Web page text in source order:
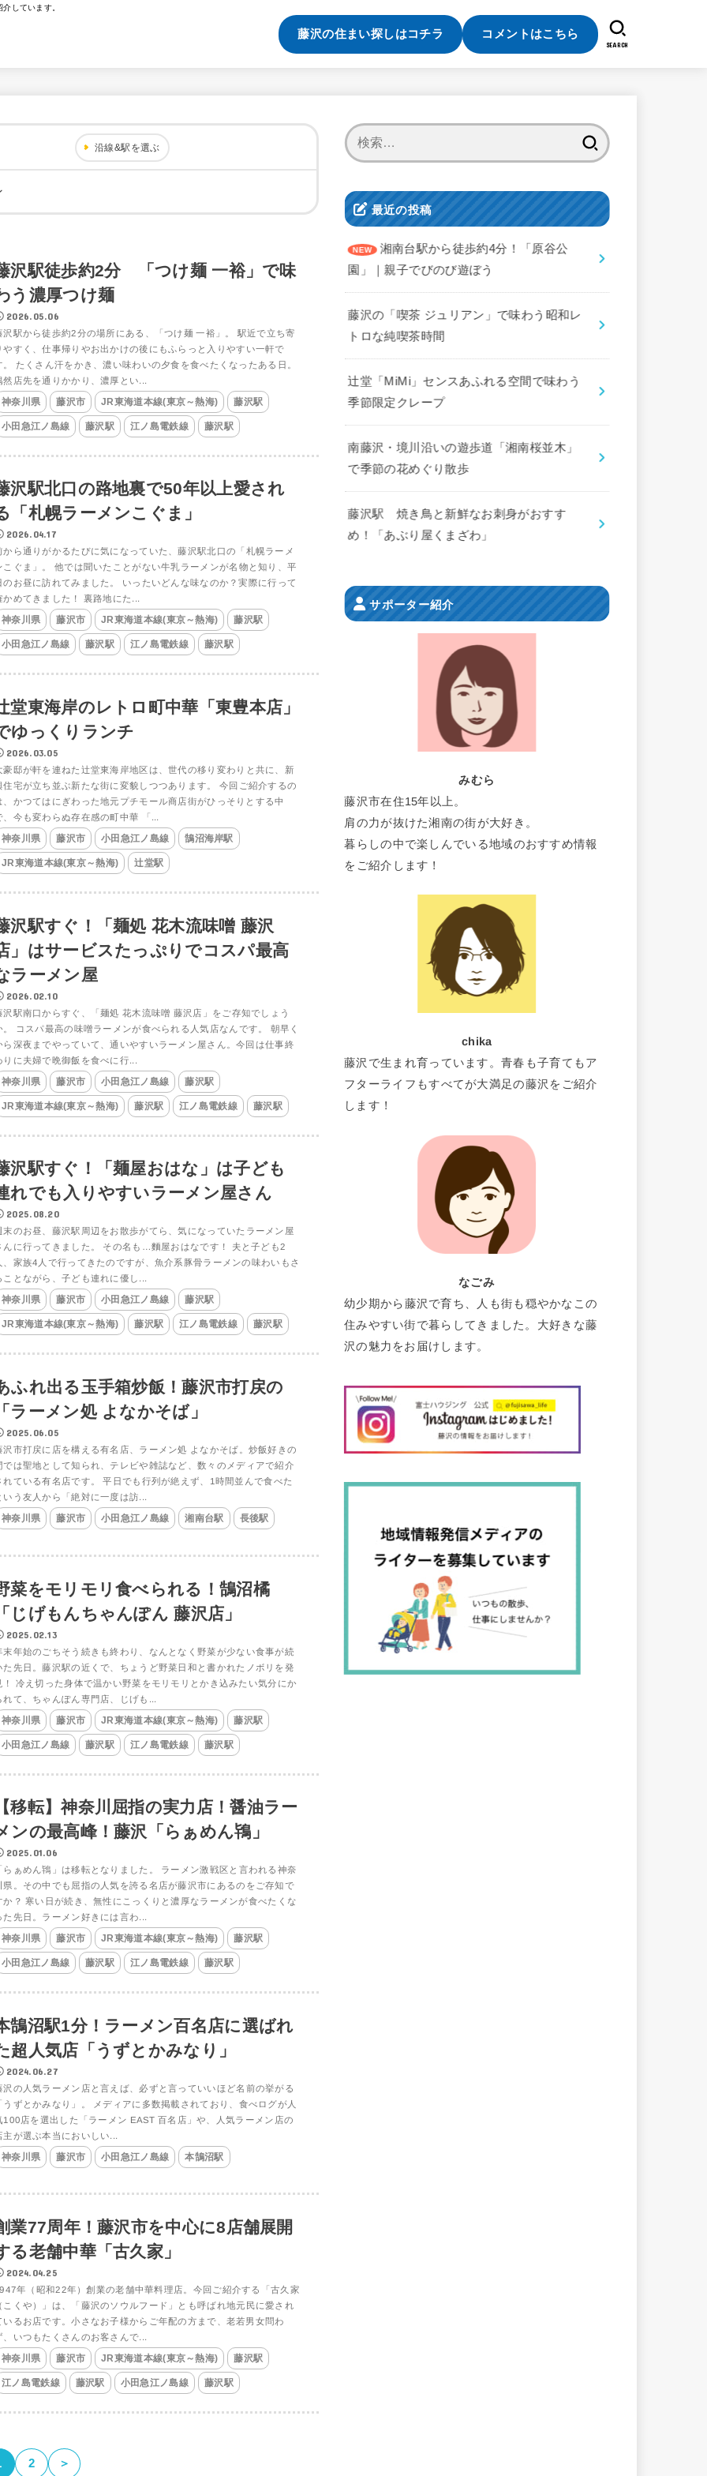
しています。
藤沢の住まい探しはコチラ コメントはこちら
SEARCH
沿線&駅を選ぶ
沢駅徒歩約2分 「つけ麺 一裕」で味
う濃厚つけ麺
2026.05.06
沢駅から徒歩約2分の場所にある、「つけ麺 一裕」。 駅近で立ち寄
やすく、仕事帰りやお出かけの後にもふらっと入りやすい一軒で
。 たくさん汗をかき、濃い味わいの夕食を食べたくなったある日。
然店先を通りかかり、濃厚とい...
神奈川県 藤沢市 JR東海道本線(東京～熱海) 藤沢駅
小田急江ノ島線 藤沢駅 江ノ島電鉄線 藤沢駅
沢駅北口の路地裏で50年以上愛され
「札幌ラーメンこぐま」
2026.04.17
から通りがかるたびに気になっていた、藤沢駅北口の「札幌ラーメ
こぐま」。 他では聞いたことがない牛乳ラーメンが名物と知り、平
のお昼に訪れてみました。 いったいどんな味なのか？実際に行って
かめてきました！ 裏路地にた...
神奈川県 藤沢市 JR東海道本線(東京～熱海) 藤沢駅
小田急江ノ島線 藤沢駅 江ノ島電鉄線 藤沢駅
堂東海岸のレトロ町中華「東豊本店」
ゆっくりランチ
2026.03.05
豪邸が軒を連ねた辻堂東海岸地区は、世代の移り変わりと共に、新
住宅が立ち並ぶ新たな街に変貌しつつあります。 今回ご紹介するの
、かつてはにぎわった地元プチモール商店街がひっそりとする中
、今も変わらぬ存在感の町中華 「...
神奈川県 藤沢市 小田急江ノ島線 鵠沼海岸駅
JR東海道本線(東京～熱海) 辻堂駅
沢駅すぐ！「麺処 花木流味噌 藤沢
」はサービスたっぷりでコスパ最高
ラーメン屋
2026.02.10
沢駅南口からすぐ、「麺処 花木流味噌 藤沢店」をご存知でしょう
。 コスパ最高の味噌ラーメンが食べられる人気店なんです。 朝早く
ら深夜までやっていて、通いやすいラーメン屋さん。今回は仕事終
りに夫婦で晩御飯を食べに行...
神奈川県 藤沢市 小田急江ノ島線 藤沢駅
JR東海道本線(東京～熱海) 藤沢駅 江ノ島電鉄線 藤沢駅
沢駅すぐ！「麺屋おはな」は子ども
れでも入りやすいラーメン屋さん
2025.08.20
末のお昼、藤沢駅周辺をお散歩がてら、気になっていたラーメン屋
んに行ってきました。 その名も…麵屋おはなです！ 夫と子ども2
、家族4人で行ってきたのですが、魚介系豚骨ラーメンの味わいもさ
ことながら、子ども連れに優し...
神奈川県 藤沢市 小田急江ノ島線 藤沢駅
JR東海道本線(東京～熱海) 藤沢駅 江ノ島電鉄線 藤沢駅
ふれ出る玉手箱炒飯！藤沢市打戻の
ラーメン処 よなかそば」
2025.06.05
沢市打戻に店を構える有名店、ラーメン処 よなかそば。炒飯好きの
では聖地として知られ、テレビや雑誌など、数々のメディアで紹介
れている有名店です。 平日でも行列が絶えず、1時間並んで食べた
いう友人から「絶対に一度は訪...
神奈川県 藤沢市 小田急江ノ島線 湘南台駅 長後駅
菜をモリモリ食べられる！鵠沼橘
じげもんちゃんぽん 藤沢店」
2025.02.13
末年始のごちそう続きも終わり、なんとなく野菜が少ない食事が続
た先日。藤沢駅の近くで、ちょうど野菜日和と書かれたノボリを発
！ 冷え切った身体で温かい野菜をモリモリとかき込みたい気分にか
れて、ちゃんぽん専門店、じげも...
神奈川県 藤沢市 JR東海道本線(東京～熱海) 藤沢駅
小田急江ノ島線 藤沢駅 江ノ島電鉄線 藤沢駅
移転】神奈川屈指の実力店！醤油ラー
ンの最高峰！藤沢「らぁめん鴇」
2025.01.06
らぁめん鴇」は移転となりました。 ラーメン激戦区と言われる神奈
県。その中でも屈指の人気を誇る名店が藤沢市にあるのをご存知で
か？ 寒い日が続き、無性にこっくりと濃厚なラーメンが食べたくな
た先日。ラーメン好きには言わ...
神奈川県 藤沢市 JR東海道本線(東京～熱海) 藤沢駅
小田急江ノ島線 藤沢駅 江ノ島電鉄線 藤沢駅
鵠沼駅1分！ラーメン百名店に選ばれ
超人気店「うずとかみなり」
2024.06.27
沢の人気ラーメン店と言えば、必ずと言っていいほど名前の挙がる
うずとかみなり」。 メディアに多数掲載されており、食べログが人
100店を選出した「ラーメン EAST 百名店」や、人気ラーメン店の
主が選ぶ本当においしい...
神奈川県 藤沢市 小田急江ノ島線 本鵠沼駅
業77周年！藤沢市を中心に8店舗展開
る老舗中華「古久家」
2024.04.25
年（昭和22年）創業の老舗中華料理店。今回ご紹介する「古久家
こくや）」は、「藤沢のソウルフード」とも呼ばれ地元民に愛され
いるお店です。小さなお子様からご年配の方まで、老若男女問わ
、いつもたくさんのお客さんで...
神奈川県 藤沢市 JR東海道本線(東京～熱海) 藤沢駅
江ノ島電鉄線 藤沢駅 小田急江ノ島線 藤沢駅
2 ＞
最近の投稿
湘南台駅から徒歩約4分！「原谷公
園」｜親子でびのび遊ぼう
藤沢の「喫茶 ジュリアン」で味わう昭和レ
トロな純喫茶時間
辻堂「MiMi」センスあふれる空間で味わう
季節限定クレープ
南藤沢・境川沿いの遊歩道「湘南桜並木」
で季節の花めぐり散歩
藤沢駅 焼き鳥と新鮮なお刺身がおすす
め！「あぶり屋くまざわ」
サポーター紹介
みむら
藤沢市在住15年以上。
肩の力が抜けた湘南の街が大好き。
暮らしの中で楽しんでいる地域のおすすめ情報
をご紹介します！
chika
藤沢で生まれ育っています。青春も子育てもア
フターライフもすべてが大満足の藤沢をご紹介
します！
なごみ
幼少期から藤沢で育ち、人も街も穏やかなこの
住みやすい街で暮らしてきました。大好きな藤
沢の魅力をお届けします。